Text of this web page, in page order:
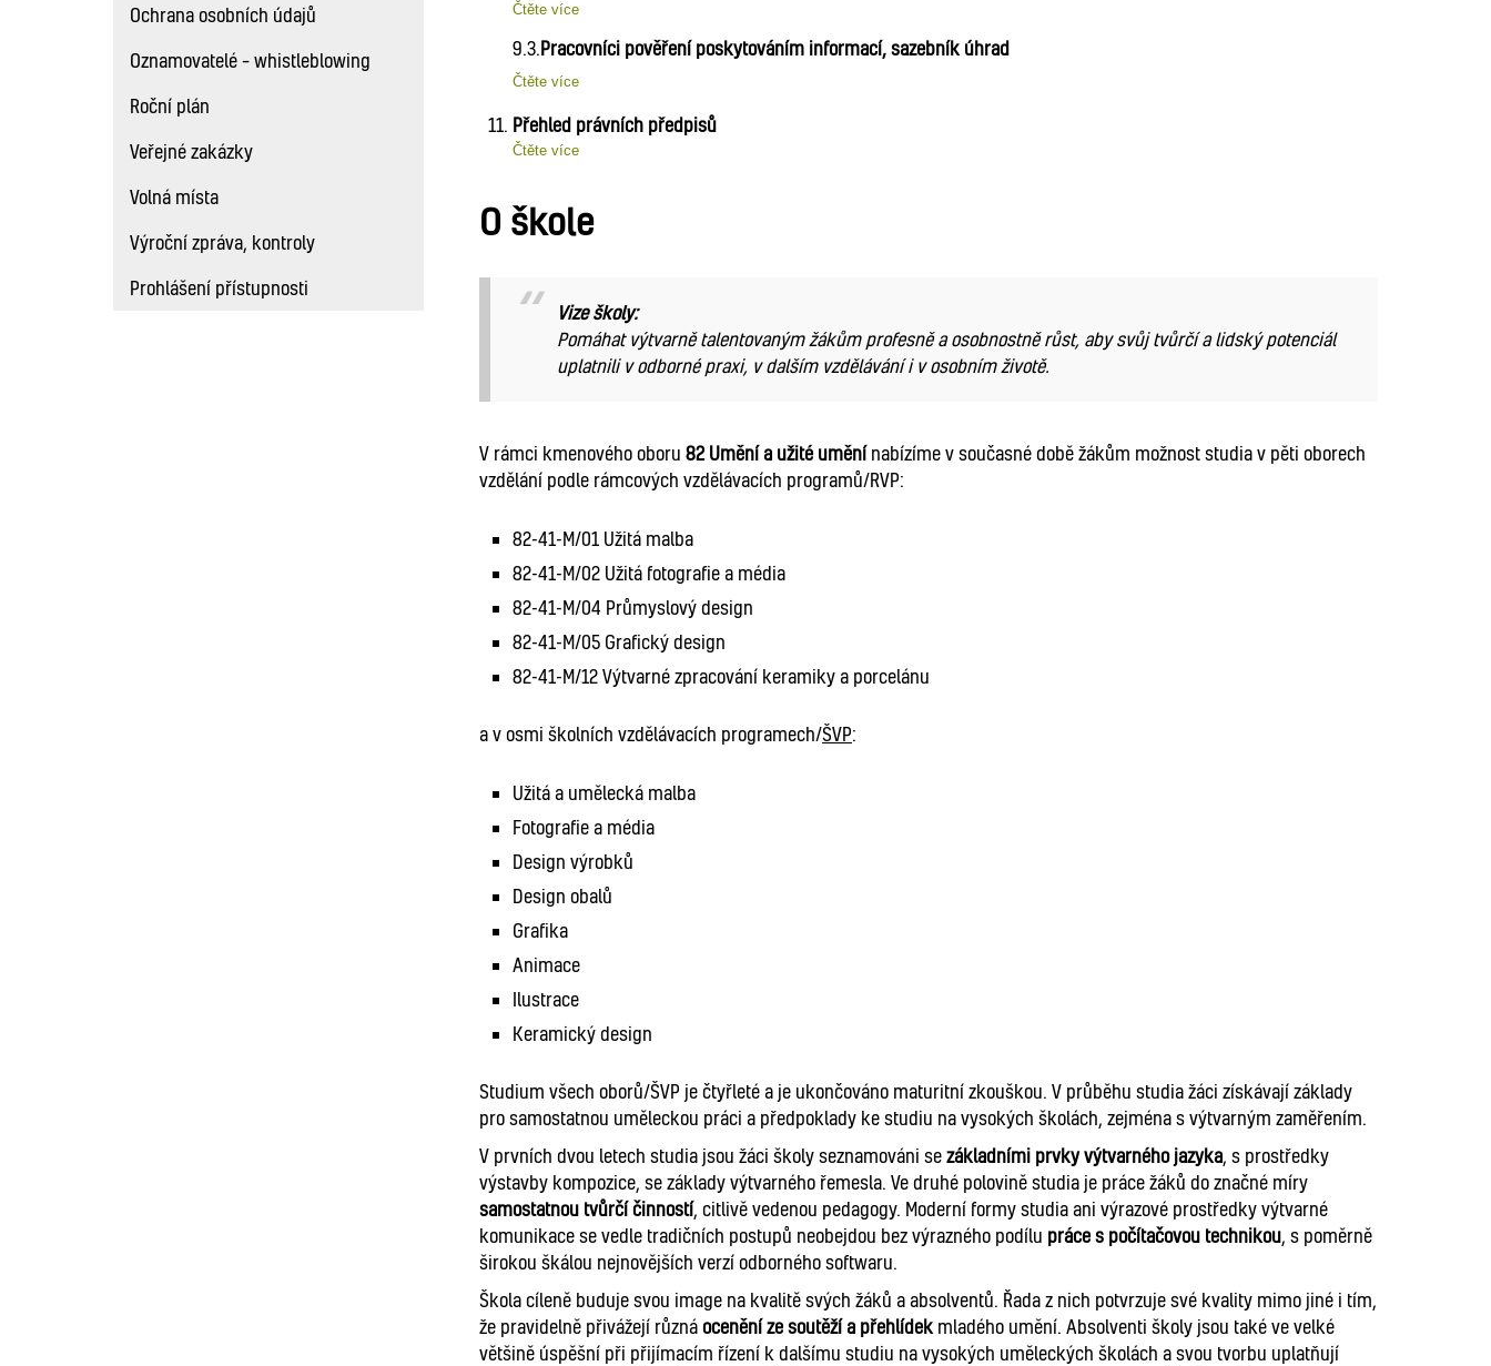
Ochrana osobních údajů
Oznamovatelé – whistleblowing
Roční plán
Veřejné zakázky
Volná místa
Výroční zpráva, kontroly
Prohlášení přístupnosti
Čtěte více
9.3.Pracovníci pověření poskytováním informací, sazebník úhrad
Čtěte více
Přehled právních předpisů
Čtěte více
O škole
Vize školy:
Pomáhat výtvarně talentovaným žákům profesně a osobnostně růst, aby svůj tvůrčí a lidský potenciál
uplatnili v odborné praxi, v dalším vzdělávání i v osobním životě.
V rámci kmenového oboru 82 Umění a užité uměnínabízíme v současné době žákům možnost studia v pěti oborech
vzdělání podle rámcových vzdělávacích programů/RVP:
82-41-M/01 Užitá malba
82-41-M/02 Užitá fotografie a média
82-41-M/04 Průmyslový design
82-41-M/05 Grafický design
82-41-M/12 Výtvarné zpracování keramiky a porcelánu
a v osmi školních vzdělávacích programech/ŠVP:
Užitá a umělecká malba
Fotografie a média
Design výrobků
Design obalů
Grafika
Animace
Ilustrace
Keramický design
Studium všech oborů/ŠVP je čtyřleté a je ukončováno maturitní zkouškou. V průběhu studia žáci získávají základy
pro samostatnou uměleckou práci a předpoklady ke studiu na vysokých školách, zejména s výtvarným zaměřením.
V prvních dvou letech studia jsou žáci školy seznamováni sezákladními prvky výtvarného jazyka, s prostředky
výstavby kompozice, se základy výtvarného řemesla. Ve druhé polovině studia je práce žáků do značné míry
samostatnou tvůrčí činností, citlivě vedenou pedagogy. Moderní formy studia ani výrazové prostředky výtvarné
komunikace se vedle tradičních postupů neobejdou bez výrazného podílu práce s počítačovou technikou, s poměrně
širokou škálou nejnovějších verzí odborného softwaru.
Škola cíleně buduje svou image na kvalitě svých žáků a absolventů. Řada z nich potvrzuje své kvality mimo jiné i tím,
že pravidelně přivážejí různáocenění ze soutěží a přehlídek mladého umění. Absolventi školy jsou také ve velké
většině úspěšní při přijímacím řízení k dalšímu studiu na vysokých uměleckých školách a svou tvorbu uplatňují